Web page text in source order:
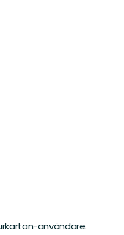
användare.